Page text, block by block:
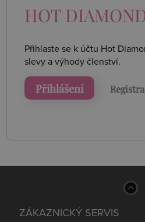
HOT
Přihlaste se k účtu Hot
slevy a výhody členství.
Přihlášení
ZÁKAZNICKÝ SERVIS